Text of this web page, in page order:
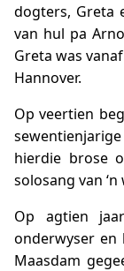
dogters, Greta
van hul pa
Greta was
Hannover.
Op veertien
hierdie brose
solosang van
Op agtien
onderwyser en
Maasdam